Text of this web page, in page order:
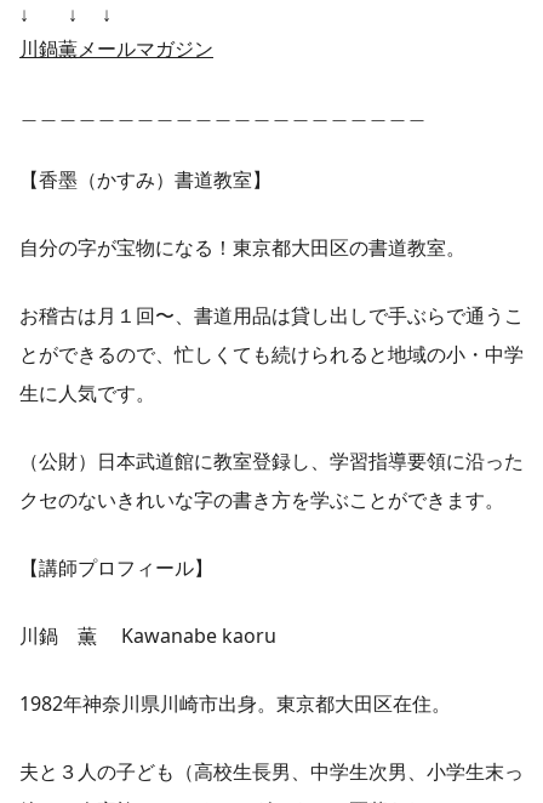
↓ ↓ ↓
川鍋薫メールマガジン
【香墨（かすみ）書道教室】
自分の字が宝物になる！東京都大田区の書道教室。
お稽古は月１回〜、書道用品は貸し出しで手ぶらで通うこ
とができるので、忙しくても続けられると地域の小・中学
生に人気です。
（公財）日本武道館に教室登録し、学習指導要領に沿った
クセのないきれいな字の書き方を学ぶことができます。
【講師プロフィール】
川鍋 薫 Kawanabe kaoru
1982年神奈川県川崎市出身。東京都大田区在住。
夫と３人の子ども（高校生長男、中学生次男、小学生末っ